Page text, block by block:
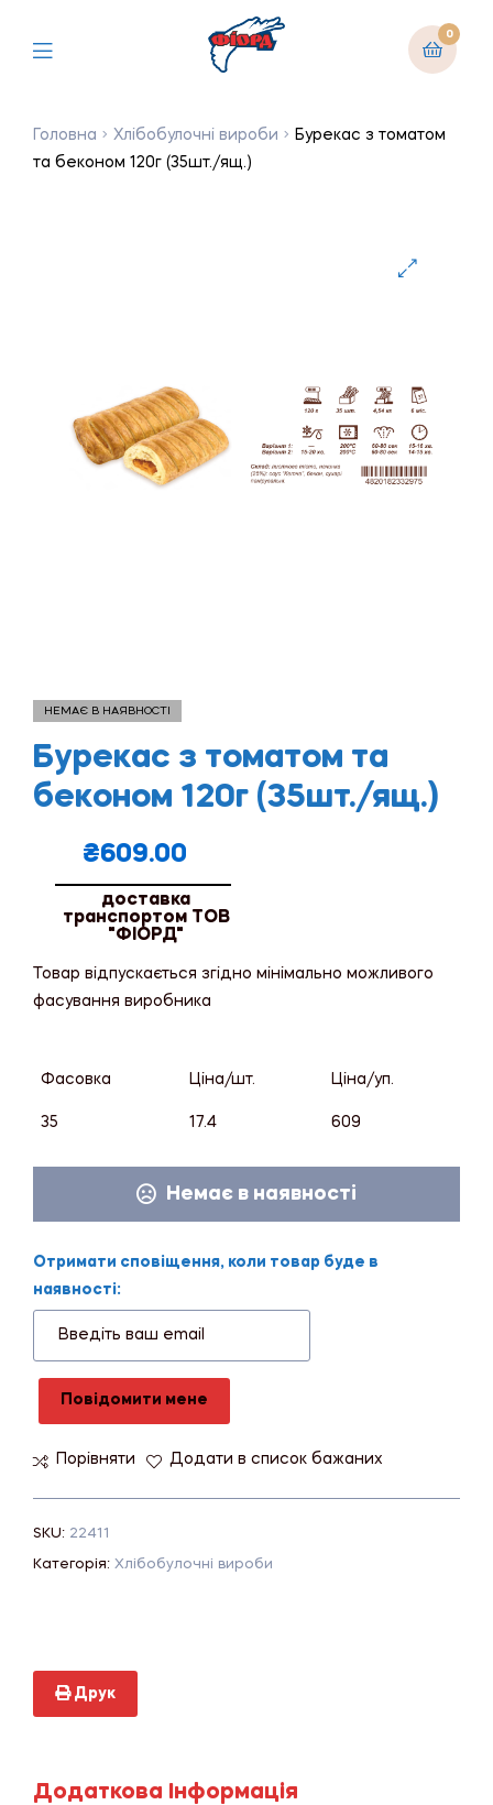
0
Головна Хлібобулочні вироби
Бурекас з томатом
та беконом 120г (35шт./ящ.)
НЕМАЄ В НАЯВНОСТІ
Бурекас з томатом та
беконом 120г (35шт./ящ.)
₴609.00
доставка
транспортом ТОВ
"ФІОРД"
Товар відпускається згідно мінімально можливого
фасування виробника
Фасовка Ціна/шт. Ціна/уп.
35 17.4 609
Немає в наявності
Отримати сповіщення, коли товар буде в
наявності:
Повідомити мене
Порівняти Додати в список бажаних
SKU: 22411
Категорія: Хлібобулочні вироби
Друк
Додаткова Інформація